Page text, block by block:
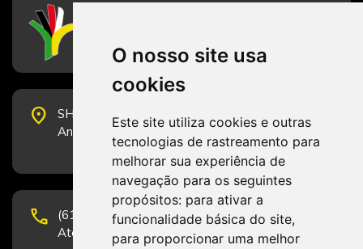
O nosso site usa
cookies
Este site utiliza cookies e outras
tecnologias de rastreamento para
melhorar sua experiência de
navegação para os seguintes
propósitos: para ativar a
funcionalidade básica do site,
para proporcionar uma melhor
place
SHS Quadra 6, Bloco E, Complexo Brasil 21, 20º
Andar, Sala 2001 - CEP 70322-915 - Brasília/DF
phone
(61) 3223-1652 e (61) 98131-3801.
Atendimento por telefone em horário comercial